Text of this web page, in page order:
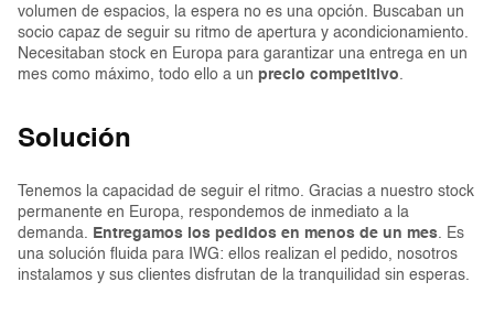
volumen de espacios, la espera no es una opción. Buscaban un
socio capaz de seguir su ritmo de apertura y acondicionamiento.
Necesitaban stock en Europa para garantizar una entrega en un
mes como máximo, todo ello a un precio competitivo.
Solución
Tenemos la capacidad de seguir el ritmo. Gracias a nuestro stock
permanente en Europa, respondemos de inmediato a la
demanda. Entregamos los pedidos en menos de un mes. Es
una solución fluida para IWG: ellos realizan el pedido, nosotros
instalamos y sus clientes disfrutan de la tranquilidad sin esperas.